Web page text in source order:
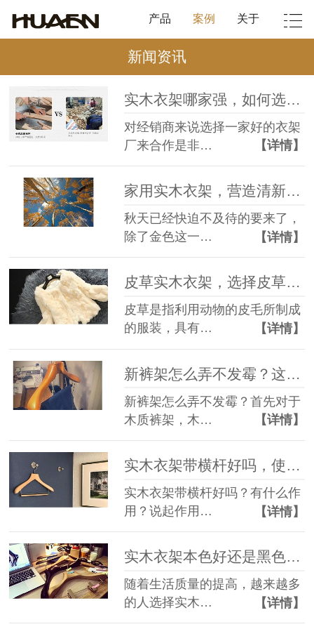
产品 案例 关于
新闻资讯
实木衣架哪家强，如何选择衣架好的衣架厂【华恩】
对经销商来说选择一家好的衣架
厂来合作是非…
【详情】
家用实木衣架，营造清新自然家居【华恩】
秋天已经快迫不及待的要来了，
除了金色这一…
【详情】
皮草实木衣架，选择皮草实木衣架应注意哪些方面【华恩】
皮草是指利用动物的皮毛所制成
的服装，具有…
【详情】
新裤架怎么弄不发霉？这几招学起来【华恩】
新裤架怎么弄不发霉？首先对于
木质裤架，木…
【详情】
实木衣架带横杆好吗，使用方法多样【华恩】
实木衣架带横杆好吗？有什么作
用？说起作用…
【详情】
实木衣架本色好还是黑色好，你觉得呢？【华恩】
随着生活质量的提高，越来越多
的人选择实木…
【详情】